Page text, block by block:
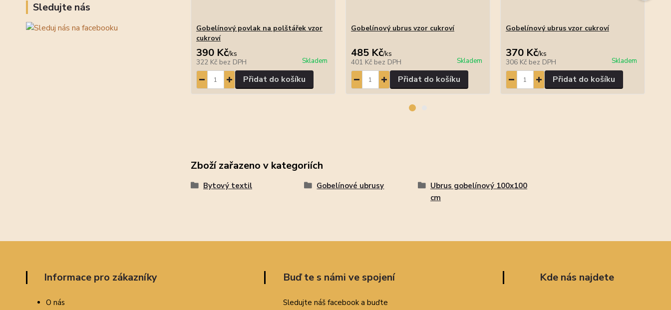
Sledujte nás
Gobelínový povlak na polštářek vzor
cukroví
390 Kč/ks
322 Kč bez DPH Skladem
Přidat do košíku
Gobelínový ubrus vzor cukroví
485 Kč/ks
401 Kč bez DPH Skladem
Přidat do košíku
Gobelínový ubrus vzor cukroví
370 Kč/ks
306 Kč bez DPH Skladem
Přidat do košíku
Zboží zařazeno v kategoriích
Bytový textil Gobelínové ubrusy
Ubrus gobelínový 100x100
cm
Informace pro zákazníky
O nás
Buď te s námi ve spojení
Sledujte náš facebook a buďte
Kde nás najdete